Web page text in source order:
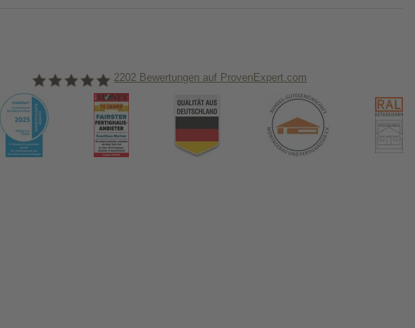
ScanHaus Marlow
2202 Bewertungen auf ProvenExpert.com